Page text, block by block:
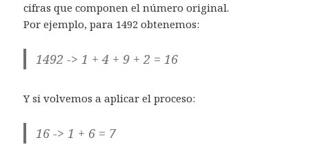
cifras que componen el número original.
Por ejemplo, para 1492 obtenemos:
1492 -> 1 + 4 + 9 + 2 = 16
Y si volvemos a aplicar el proceso:
16 -> 1 + 6 = 7